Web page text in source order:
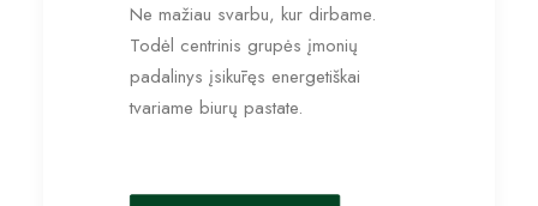
Ne mažiau svarbu, kur dirbame.
Todėl centrinis grupės įmonių
padalinys įsikūręs energetiškai
tvariame biurų pastate.